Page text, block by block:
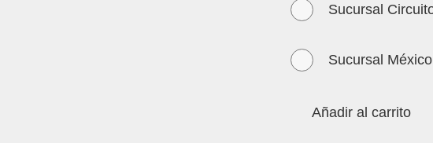
Sucursal
Sucursal México
Añadir al carrito